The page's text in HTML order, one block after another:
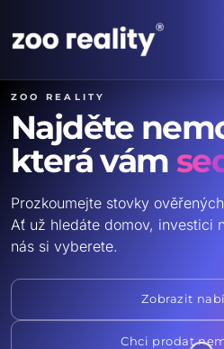
ZOO reality
Najděte
která vám
Prozkoumejte stovky
Ať už hledáte domov, investici
nás si vyberete.
Zobrazit
Chci prodat